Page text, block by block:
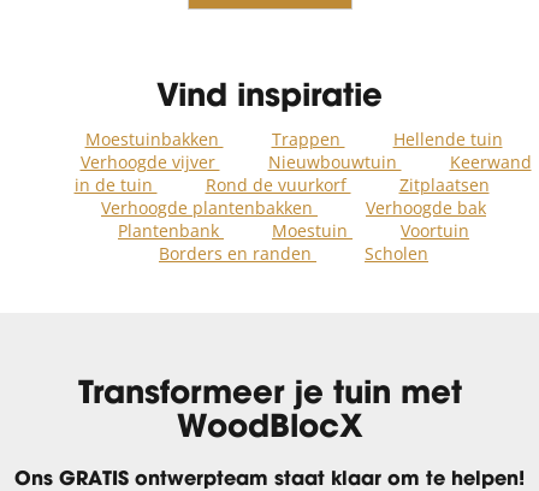
Vind inspiratie
Moestuinbakken Trappen
Hellende tuin
Verhoogde vijver
Nieuwbouwtuin
Keerwand
in de tuin
Rond de vuurkorf
Zitplaatsen
Verhoogde plantenbakken
Verhoogde bak
Plantenbank
Moestuin
Voortuin
Borders en randen
Scholen
Transformeer je tuin met
WoodBlocX
Ons GRATIS ontwerpteam staat klaar om te helpen!